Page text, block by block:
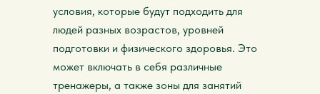
условия, которые будут подходить для
людей разных возрастов, уровней
подготовки и физического здоровья. Это
может включать в себя различные
тренажеры, а также зоны для занятий